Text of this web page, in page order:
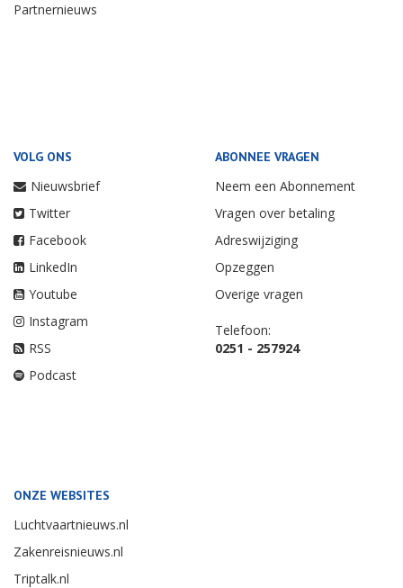
Partnernieuws
VOLG ONS
Nieuwsbrief
Twitter
Facebook
LinkedIn
Youtube
Instagram
RSS
Podcast
ABONNEE VRAGEN
Neem een Abonnement
Vragen over betaling
Adreswijziging
Opzeggen
Overige vragen
Telefoon:
0251 - 257924
ONZE WEBSITES
Luchtvaartnieuws.nl
Zakenreisnieuws.nl
Triptalk.nl